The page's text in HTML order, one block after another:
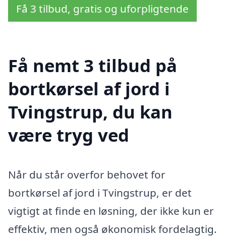
Få 3 tilbud, gratis og uforpligtende
Få nemt 3 tilbud på
bortkørsel af jord i
Tvingstrup, du kan
være tryg ved
Når du står overfor behovet for
bortkørsel af jord i Tvingstrup, er det
vigtigt at finde en løsning, der ikke kun er
effektiv, men også økonomisk fordelagtig.